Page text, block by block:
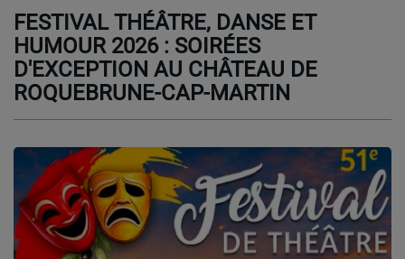
ECOUTER
RECHERCHE DE TITRES
TÉLÉCHARGER L'APPLICATION.
EMISSIONS
LIVE DJ
EQUIPES
CONTACT
FESTIVAL THÉÂTRE, DANSE ET
HUMOUR 2026 : SOIRÉES
D'EXCEPTION AU CHÂTEAU DE
ROQUEBRUNE-CAP-MARTIN